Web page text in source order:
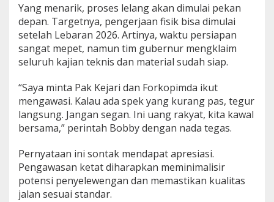
Yang menarik, proses lelang akan dimulai pekan
depan. Targetnya, pengerjaan fisik bisa dimulai
setelah Lebaran 2026. Artinya, waktu persiapan
sangat mepet, namun tim gubernur mengklaim
seluruh kajian teknis dan material sudah siap.
“Saya minta Pak Kejari dan Forkopimda ikut
mengawasi. Kalau ada spek yang kurang pas, tegur
langsung. Jangan segan. Ini uang rakyat, kita kawal
bersama,” perintah Bobby dengan nada tegas.
Pernyataan ini sontak mendapat apresiasi.
Pengawasan ketat diharapkan meminimalisir
potensi penyelewengan dan memastikan kualitas
jalan sesuai standar.